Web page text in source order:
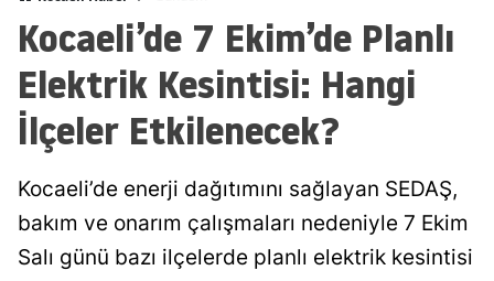
Amasya
Ankara
Antalya
Aydın
Balıkesir
Kocaeli’de 7 Ekim’de Planlı
Elektrik Kesintisi: Hangi
İlçeler Etkilenecek?
Kocaeli’de enerji dağıtımını sağlayan SEDAŞ,
bakım ve onarım çalışmaları nedeniyle 7 Ekim
Salı günü bazı ilçelerde planlı elektrik kesintisi